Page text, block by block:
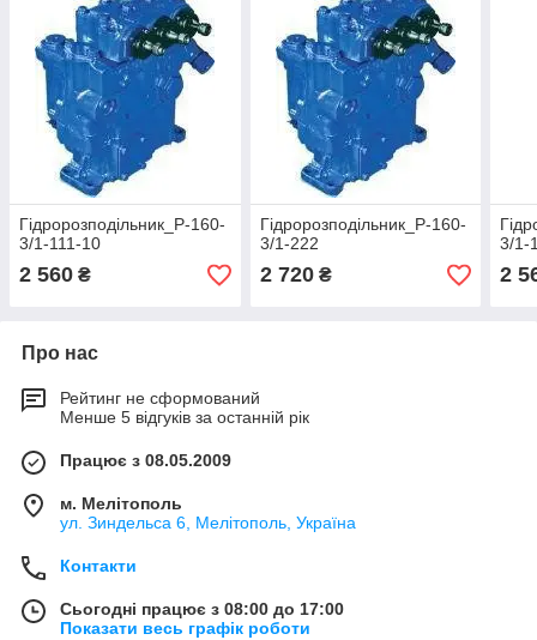
Гідророзподільник_Р-160-
3/1-111-10
2 560 ₴
Гідророзподільник_Р-160-
3/1-222
2 720₴
3/1-
2
Про нас
Рейтинг не сформований
Менше 5 відгуків за останній рік
Працює з 08.05.2009
м. Мелітополь
ул. Зиндельса 6, Мелітополь, Україна
Контакти
Сьогодні працює з 08:00 до 17:00
Показати весь графік роботи